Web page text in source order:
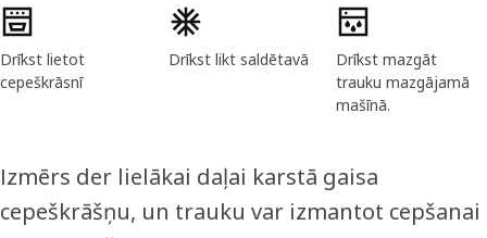
Preces īpašības
Drīkst lietot
cepeškrāsnī
Drīkst likt saldētavā
Drīkst mazgāt
trauku mazgājamā
mašīnā.
Izmērs der lielākai daļai karstā gaisa
cepeškrāšņu, un trauku var izmantot cepšanai